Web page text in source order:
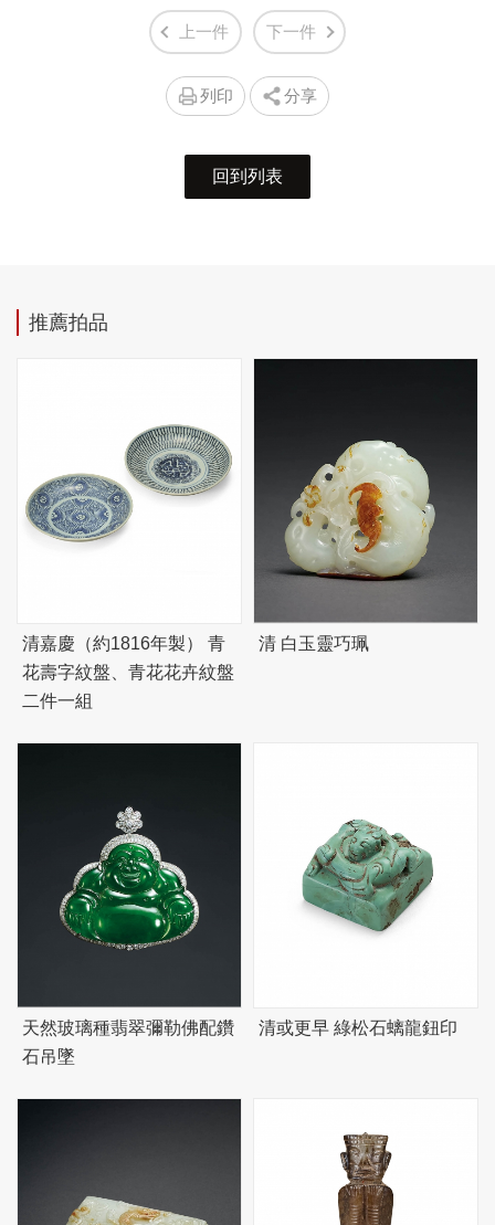
上一件 下一件
列印 分享
回到列表
推薦拍品
清嘉慶（約1816年製） 青
花壽字紋盤、青花花卉紋盤
二件一組
清 白玉靈巧珮
天然玻璃種翡翠彌勒佛配鑽
石吊墜
清或更早 綠松石螭龍鈕印